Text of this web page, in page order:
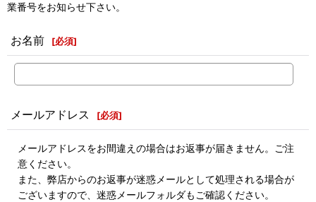
業番号をお知らせ下さい。
お名前 [必須]
メールアドレス [必須]
メールアドレスをお間違えの場合はお返事が届きません。ご注
意ください。
また、弊店からのお返事が迷惑メールとして処理される場合が
ございますので、迷惑メールフォルダもご確認ください。